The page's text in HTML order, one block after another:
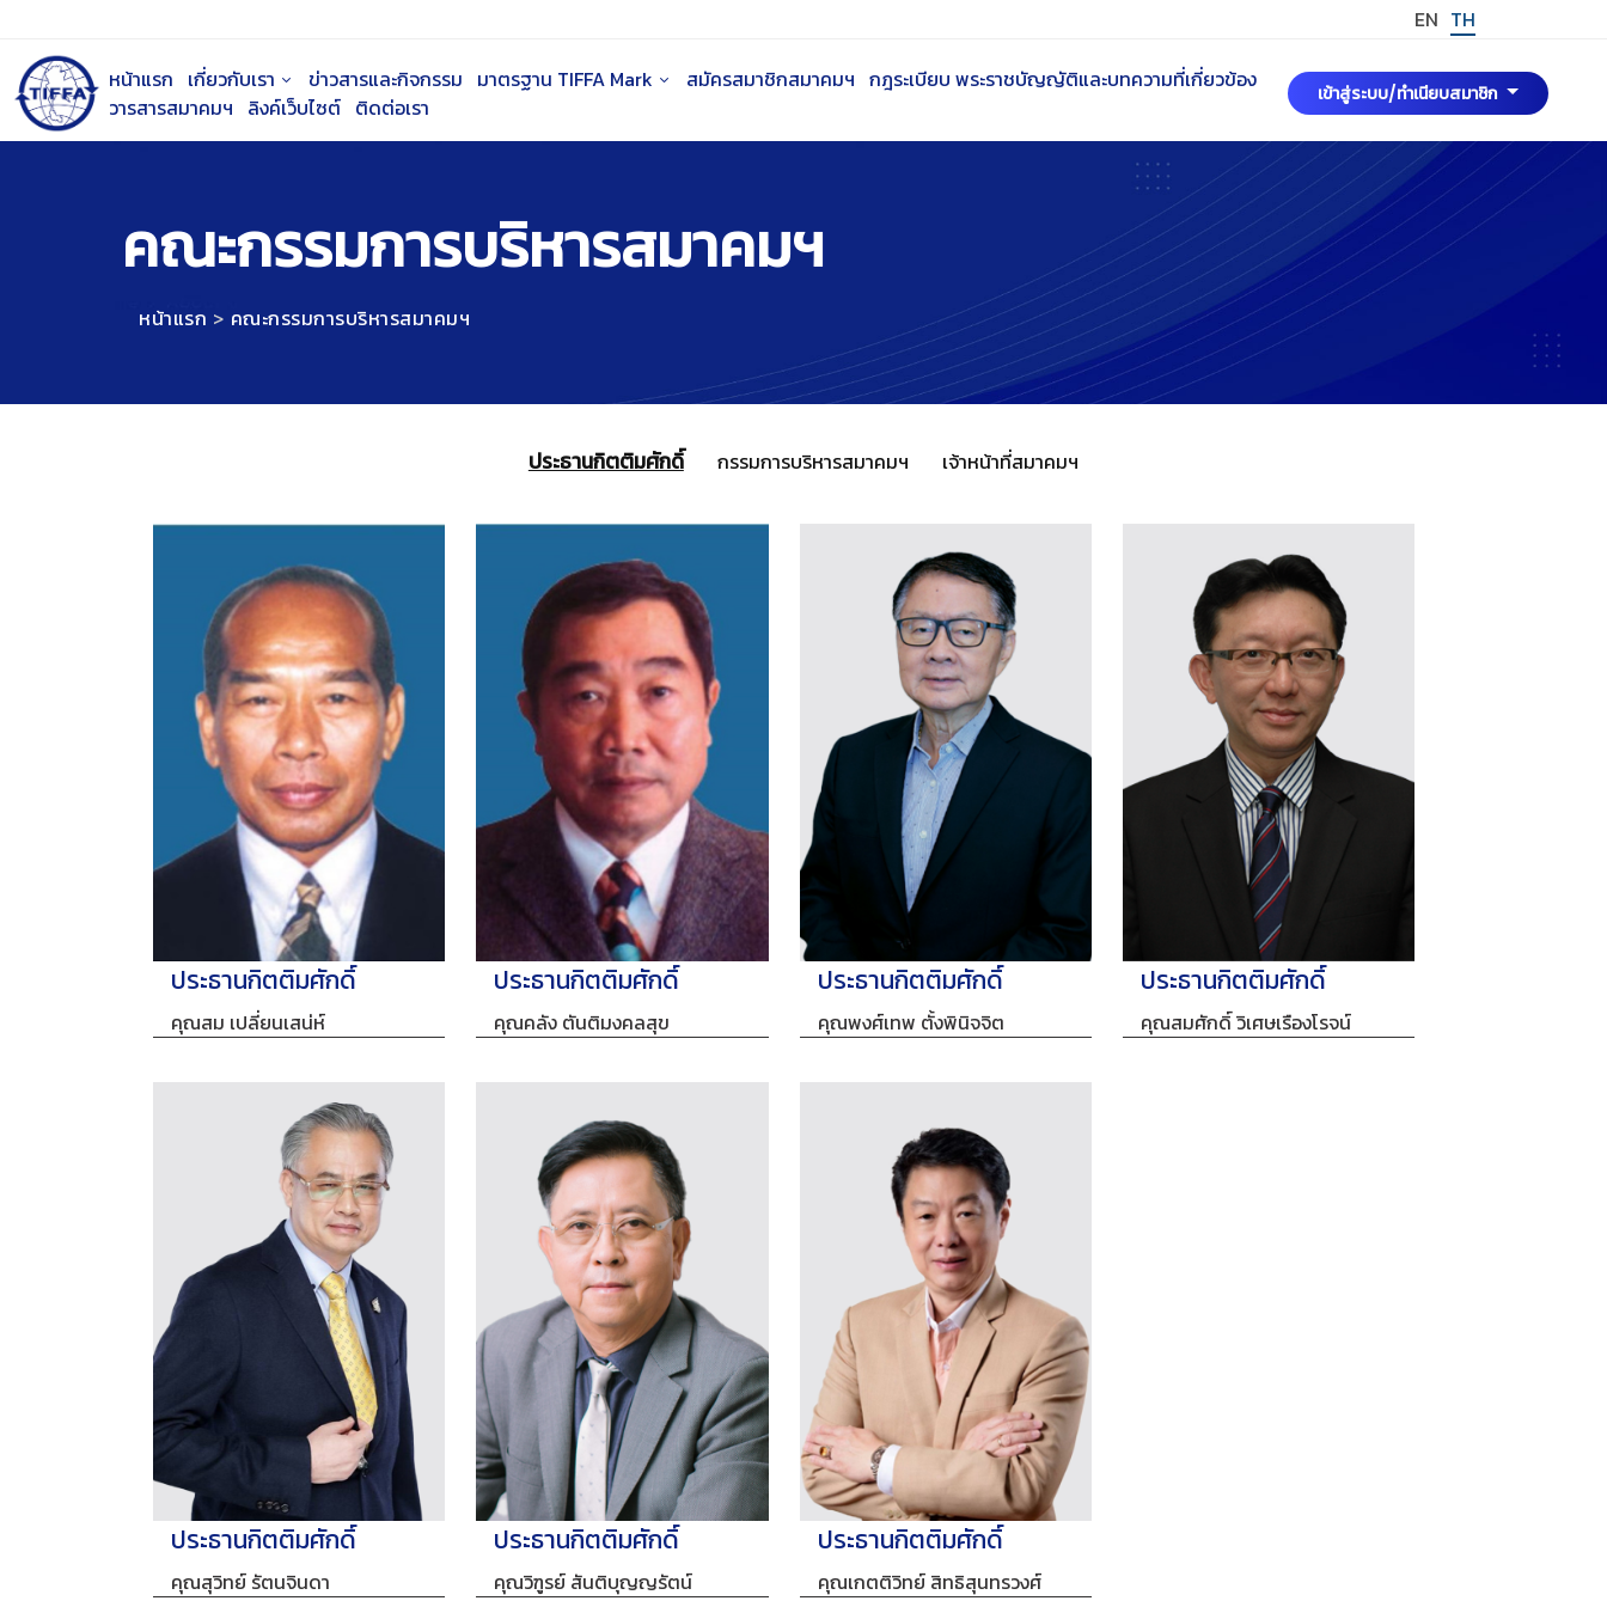
EN TH
หน้าแรก เกี่ยวกับเรา ข่าวสารและกิจกรรม มาตรฐาน TIFFA Mark สมัครสมาชิกสมาคมฯ กฎระเบียบ พระราชบัญญัติและบทความที่เกี่ยวข้อง
วารสารสมาคมฯ ลิงค์เว็บไซต์ ติดต่อเรา เข้าสู่ระบบ/ทำเนียบสมาชิก
คณะกรรมการบริหารสมาคมฯ
หน้าแรก คณะกรรมการบริหารสมาคมฯ
ประธานกิตติมศักดิ์ กรรมการบริหารสมาคมฯ เจ้าหน้าที่สมาคมฯ
ประธานกิตติมศักดิ์
คุณสม เปลี่ยนเสน่ห์
ประธานกิตติมศักดิ์
คุณคลัง ตันติมงคลสุข
ประธานกิตติมศักดิ์
คุณพงศ์เทพ ตั้งพินิจจิต
ประธานกิตติมศักดิ์
คุณสมศักดิ์ วิเศษเรืองโรจน์
ประธานกิตติมศักดิ์
คุณสุวิทย์ รัตนจินดา
ประธานกิตติมศักดิ์
คุณวิฑูรย์ สันติบุญญรัตน์
ประธานกิตติมศักดิ์
คุณเกตติวิทย์ สิทธิสุนทรวงศ์